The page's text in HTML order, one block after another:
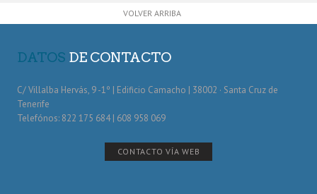
VOLVER ARRIBA
DATOS DE CONTACTO
C/ Villalba Hervás, 9 -1º | Edificio Camacho | 38002 · Santa Cruz de
Tenerife
Telefónos: 822 175 684 | 608 958 069
CONTACTO VÍA WEB